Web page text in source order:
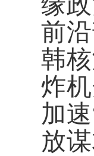
前
韩
炸
加
放